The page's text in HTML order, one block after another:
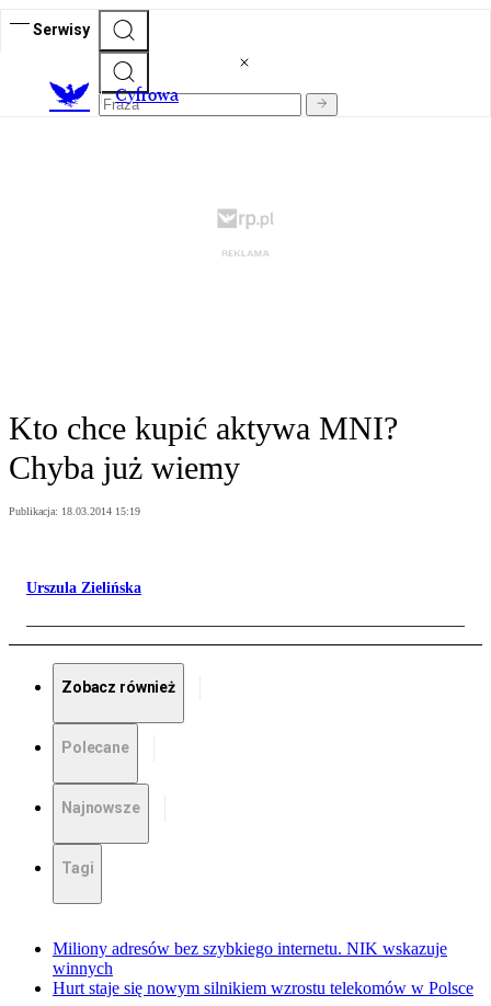
Serwisy
Cyfrowa
Kto chce kupić aktywa MNI?
Chyba już wiemy
Publikacja: 18.03.2014 15:19
Urszula Zielińska
Zobacz również
Polecane
Najnowsze
Tagi
Miliony adresów bez szybkiego internetu. NIK wskazuje
winnych
Hurt staje się nowym silnikiem wzrostu telekomów w Polsce